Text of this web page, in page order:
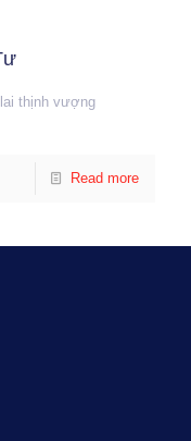
thịnh vượng
Read more